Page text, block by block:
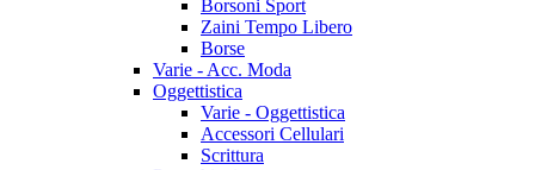
Borsoni Sport
Zaini Tempo Libero
Borse
Varie - Acc. Moda
Oggettistica
Varie - Oggettistica
Accessori Cellulari
Scrittura